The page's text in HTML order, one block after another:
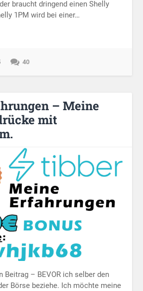
braucht dringend einen Shelly
1PM wird bei einer…
40
– Meine
mit
Beitrag – BEVOR ich selber den
Börse beziehe. Ich möchte meine